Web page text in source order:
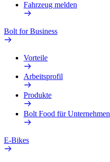
Fahrzeug melden
Bolt for Business
Vorteile
Arbeitsprofil
Produkte
Bolt Food für Unternehmen
E-Bikes